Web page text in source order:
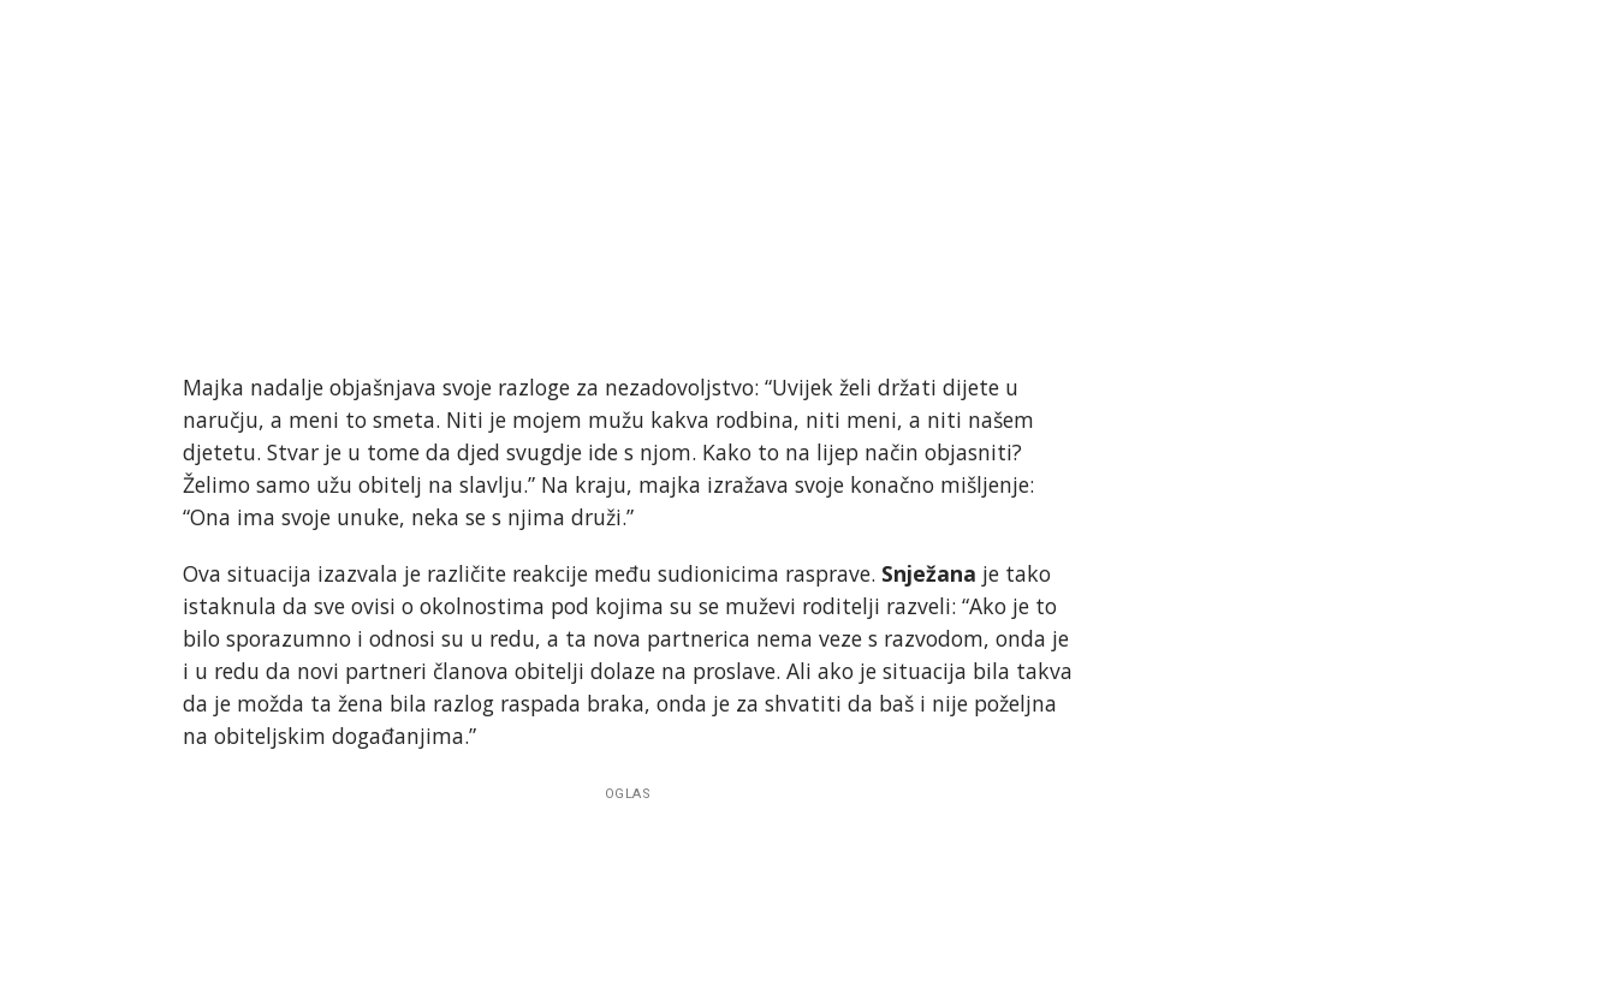
Majka nadalje objašnjava svoje razloge za nezadovoljstvo: “Uvijek želi držati dijete u
naručju, a meni to smeta. Niti je mojem mužu kakva rodbina, niti meni, a niti našem
djetetu. Stvar je u tome da djed svugdje ide s njom. Kako to na lijep način objasniti?
Želimo samo užu obitelj na slavlju.” Na kraju, majka izražava svoje konačno mišljenje:
“Ona ima svoje unuke, neka se s njima druži.”
Ova situacija izazvala je različite reakcije među sudionicima rasprave. Snježana je tako
istaknula da sve ovisi o okolnostima pod kojima su se muževi roditelji razveli: “Ako je to
bilo sporazumno i odnosi su u redu, a ta nova partnerica nema veze s razvodom, onda je
i u redu da novi partneri članova obitelji dolaze na proslave. Ali ako je situacija bila takva
da je možda ta žena bila razlog raspada braka, onda je za shvatiti da baš i nije poželjna
na obiteljskim događanjima.”
OGLAS